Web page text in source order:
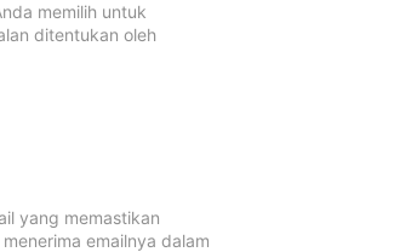
memilih untuk
ditentukan oleh
yang memastikan
emailnya dalam